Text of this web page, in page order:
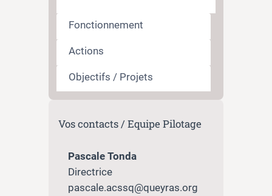
Fonctionnement
Actions
Objectifs / Projets
Vos contacts / Equipe Pilotage
Pascale Tonda
Directrice
pascale.acssq@queyras.org